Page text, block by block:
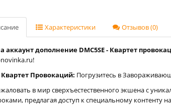
Характеристики Отзывов (0)
аккаунт дополнение DMC5SE - Квартет
Квартет Провокаций: Погрузитесь в
в мир сверхъестественного экшена с
предлагая доступ к специальному контенту